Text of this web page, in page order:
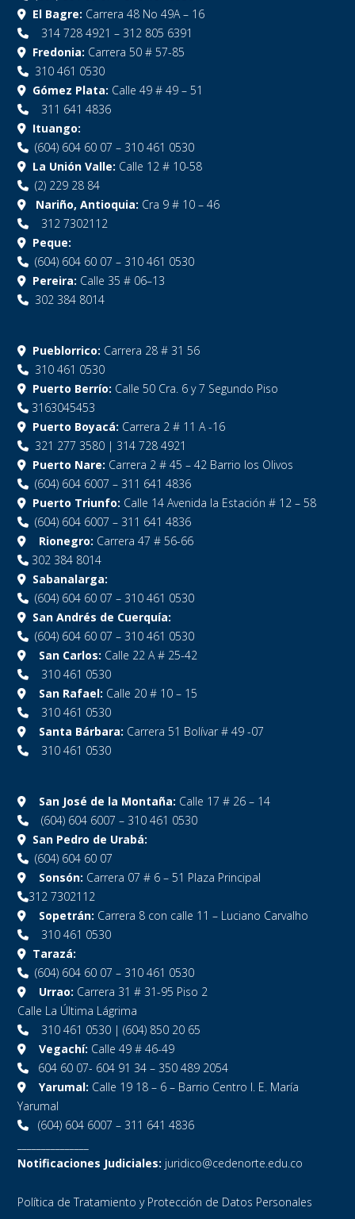
El Bagre: Carrera 48 No 49A – 16
314 728 4921 – 312 805 6391
Fredonia: Carrera 50 # 57-85
310 461 0530
Gómez Plata: Calle 49 # 49 – 51
311 641 4836
Ituango:
(604) 604 60 07 – 310 461 0530
La Unión Valle: Calle 12 # 10-58
(2) 229 28 84
Nariño, Antioquia: Cra 9 # 10 – 46
312 7302112
Peque:
(604) 604 60 07 – 310 461 0530
Pereira: Calle 35 # 06–13
302 384 8014
Pueblorrico: Carrera 28 # 31 56
310 461 0530
Puerto Berrío: Calle 50 Cra. 6 y 7 Segundo Piso
3163045453
Puerto Boyacá: Carrera 2 # 11 A -16
321 277 3580 | 314 728 4921
Puerto Nare: Carrera 2 # 45 – 42 Barrio los Olivos
(604) 604 6007 – 311 641 4836
Puerto Triunfo: Calle 14 Avenida la Estación # 12 – 58
(604) 604 6007 – 311 641 4836
Rionegro: Carrera 47 # 56-66
302 384 8014
Sabanalarga:
(604) 604 60 07 – 310 461 0530
San Andrés de Cuerquía:
(604) 604 60 07 – 310 461 0530
San Carlos: Calle 22 A # 25-42
310 461 0530
San Rafael: Calle 20 # 10 – 15
310 461 0530
Santa Bárbara: Carrera 51 Bolívar # 49 -07
310 461 0530
San José de la Montaña: Calle 17 # 26 – 14
(604) 604 6007 – 310 461 0530
San Pedro de Urabá:
(604) 604 60 07
Sonsón: Carrera 07 # 6 – 51 Plaza Principal
312 7302112
Sopetrán: Carrera 8 con calle 11 – Luciano Carvalho
310 461 0530
Tarazá:
(604) 604 60 07 – 310 461 0530
Urrao: Carrera 31 # 31-95 Piso 2
Calle La Última Lágrima
310 461 0530 | (604) 850 20 65
Vegachí: Calle 49 # 46-49
604 60 07- 604 91 34 – 350 489 2054
Yarumal: Calle 19 18 – 6 – Barrio Centro I. E. María
Yarumal
(604) 604 6007 – 311 641 4836
Notificaciones Judiciales: juridico@cedenorte.edu.co
Política de Tratamiento y Protección de Datos Personales